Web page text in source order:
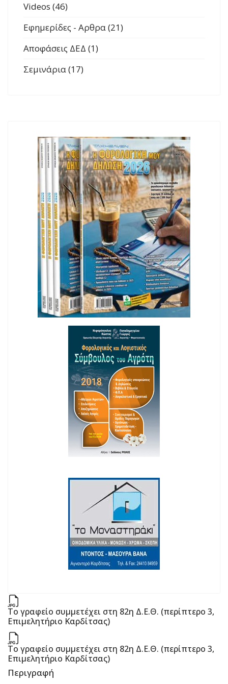
Videos (46)
Εφημερίδες - Αρθρα (21)
Αποφάσεις ΔΕΔ (1)
Σεμινάρια (17)
Tο γραφείο συμμετέχει στη 82η Δ.Ε.Θ. (περίπτερο 3,
Επιμελητήριο Καρδίτσας)
Tο γραφείο συμμετέχει στη 82η Δ.Ε.Θ. (περίπτερο 3,
Επιμελητήριο Καρδίτσας)
Περιγραφή